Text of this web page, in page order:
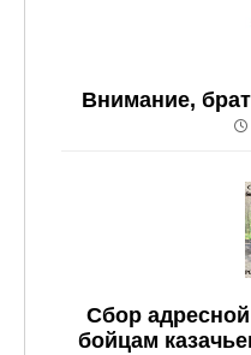
Внимание,
Сбор
бойцам